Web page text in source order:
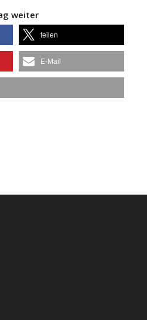
weiter
teilen
E-Mail